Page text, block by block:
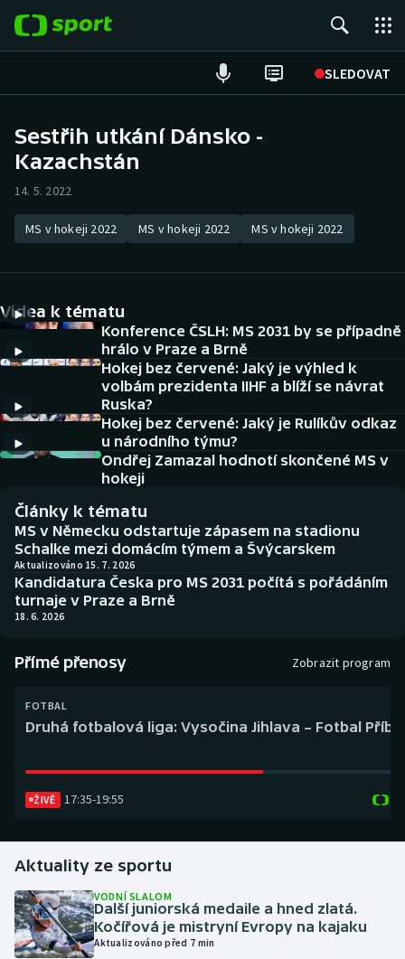
SLEDOVAT
Hokej
Atletika
DALŠÍ SPORTY
Americký fotbal
Baseball a softbal
Basketbal
Biatlon
Boby a skeleton
Box
Florbal
Golf
Házená
Jezdectví
NEPŘEHLÉDNĚTE
Soutěže
Historické návraty
Aplikace ČT sport
AZ kvíz
Sestřih utkání Dánsko -
Kazachstán
14. 5. 2022
MS v hokeji 2022 MS v hokeji 2022 MS v hokeji 2022
Videa k tématu
Konference ČSLH: MS 2031 by se případně
hrálo v Praze a Brně
Hokej bez červené: Jaký je výhled k
volbám prezidenta IIHF a blíží se návrat
Ruska?
Hokej bez červené: Jaký je Rulíkův odkaz
u národního týmu?
Ondřej Zamazal hodnotí skončené MS v
hokeji
Články k tématu
MS v Německu odstartuje zápasem na stadionu
Schalke mezi domácím týmem a Švýcarskem
Aktualizováno 15. 7. 2026
Kandidatura Česka pro MS 2031 počítá s pořádáním
turnaje v Praze a Brně
18. 6. 2026
Přímé přenosy Zobrazit program
FOTBAL
Druhá fotbalová liga: Vysočina Jihlava – Fotbal
ŽIVĚ 17:35-19:55
Aktuality ze sportu
VODNÍ SLALOM
Další juniorská medaile a hned zlatá.
Kočířová je mistryní Evropy na kajaku
Aktualizováno před 7 min